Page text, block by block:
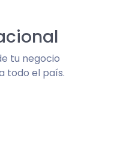
tu negocio
todo el país.